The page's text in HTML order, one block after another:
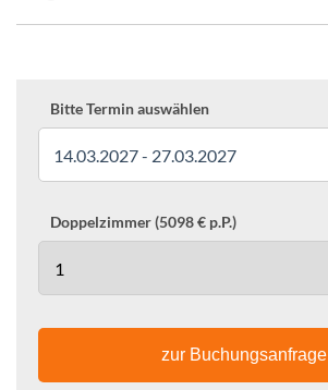
Bitte Termin auswählen
14.03.2027 - 27.03.2027
Doppelzimmer (5098 € p.P.)
zur Buchungsanfrage